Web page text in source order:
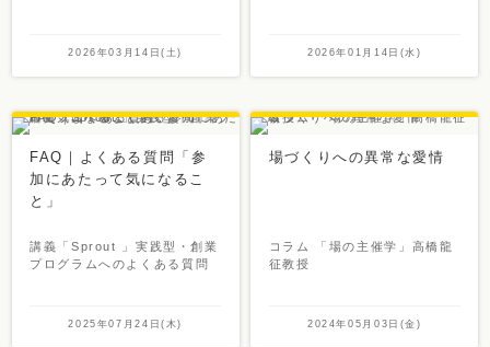
2026年03月14日(土) 2026年01月14日(水)
FAQ｜よくある質問「参
加にあたって気になるこ
と」
講義「Sprout 」実践型・創業
プログラムへのよくある質問
2025年07月24日(木)
場づくりへの異常な愛情
コラム 「場の主催学」高橋龍
征教授
2024年05月03日(金)